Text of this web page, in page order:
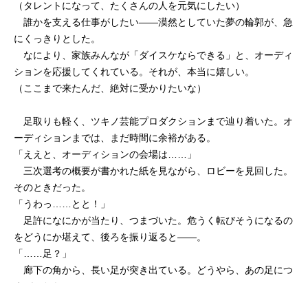
（タレントになって、たくさんの人を元気にしたい）
誰かを支える仕事がしたい——漠然としていた夢の輪郭が、急
にくっきりとした。
なにより、家族みんなが「ダイスケならできる」と、オーディ
ションを応援してくれている。それが、本当に嬉しい。
（ここまで来たんだ、絶対に受かりたいな）
足取りも軽く、ツキノ芸能プロダクションまで辿り着いた。オ
ーディションまでは、まだ時間に余裕がある。
「ええと、オーディションの会場は……」
三次選考の概要が書かれた紙を見ながら、ロビーを見回した。
そのときだった。
「うわっ……とと！」
足許になにかが当たり、つまづいた。危うく転びそうになるの
をどうにか堪えて、後ろを振り返ると——。
「……足？」
廊下の角から、長い足が突き出ている。どうやら、あの足につ